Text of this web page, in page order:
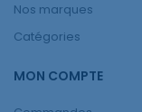
Nos marques
Catégories
MON COMPTE